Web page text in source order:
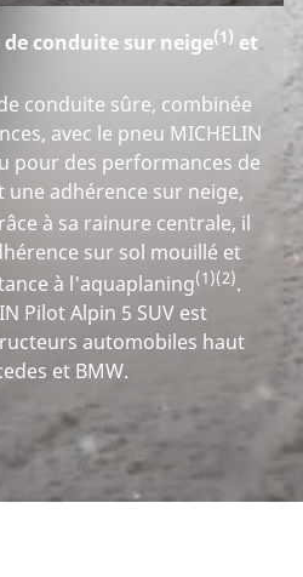
conduite sur neige(1) et
conduite sûre, combinée
avec le pneu MICHELIN
pour des performances de
adhérence sur neige,
à sa rainure centrale, il
sur sol mouillé et
à l'aquaplaning(1)(2).
Pilot Alpin 5 SUV est
automobiles haut
et BMW.